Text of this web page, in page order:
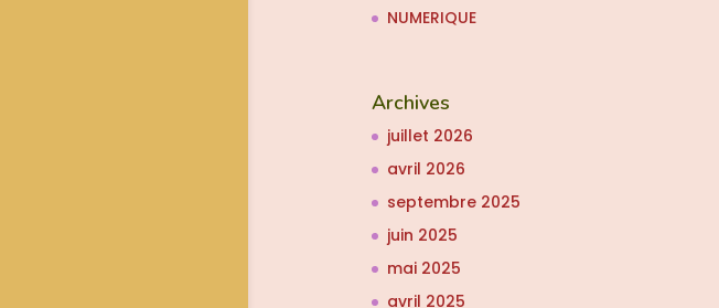
NUMERIQUE
Archives
juillet 2026
avril 2026
septembre 2025
juin 2025
mai 2025
avril 2025